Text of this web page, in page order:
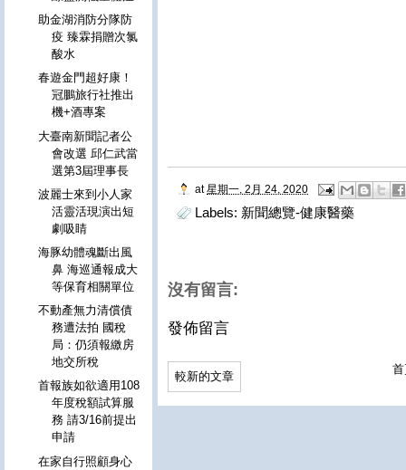
at 星期一, 2月 24, 2020
Labels: 新聞總覽-健康醫藥
沒有留言:
發佈留言
較新的文章
助金湖消防分隊防
疫 臻霖捐贈次氯
酸水
春遊金門超好康！
冠鵬旅行社推出
機+酒專案
大臺南新聞記者公
會改選 邱仁武當
選第3屆理事長
波麗士來到小人家
活靈活現演出短
劇吸睛
海豚幼體魂斷出風
鼻 海巡通報成大
等保育相關單位
不動產無力清償債
務遭法拍 國稅
局：仍須報繳房
地交所稅
首報族如欲適用108
年度稅額試算服
務 請3/16前提出
申請
在家自行照顧身心